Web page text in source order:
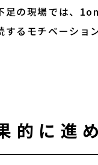
足の現場では、
るモチベーショ
的に進